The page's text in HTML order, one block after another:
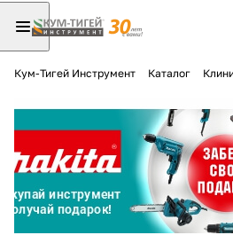
Кум-Тигей Инструмент Каталог
Разбейте
оплатуна части
без переплат